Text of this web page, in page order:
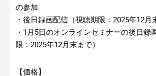
の参加
・後日録画配信（視聴期限：2025年12月
・1月5日のオンラインセミナーの後日録
限：2025年12月末まで）
【価格】